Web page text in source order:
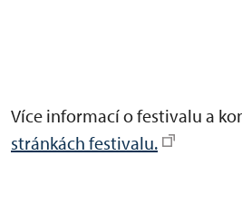
Více informací o festivalu a
stránkách festivalu.